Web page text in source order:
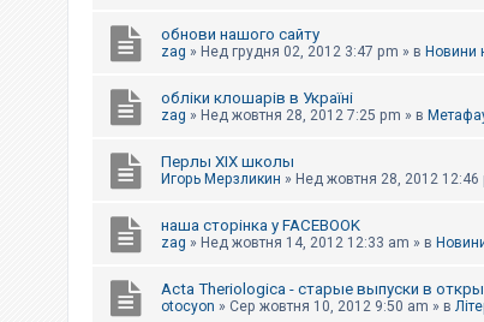
обнови нашого сайту
zag » Нед грудня 02, 2012 3:47 pm » в Новини
обліки клошарів в Україні
zag » Нед жовтня 28, 2012 7:25 pm » в
Перлы ХІХ школы
Игорь Мерзликин » Нед жовтня 28, 2012 12:46
наша сторінка у FACEBOOK
zag » Нед жовтня 14, 2012 12:33 am » в
Acta Theriologica - старые выпуски в
otocyon » Сер жовтня 10, 2012 9:50 am » в